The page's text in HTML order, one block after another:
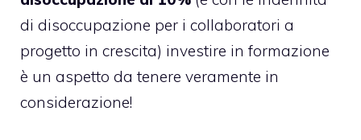
di disoccupazione per i collaboratori a
progetto in crescita) investire in formazione
è un aspetto da tenere veramente in
considerazione!